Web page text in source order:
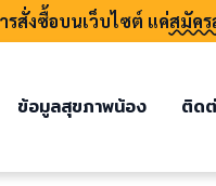
รสั่งซื้อบนเว็บไซต์ แค่สมัค
ข้อมูลสุขภาพน้อง ติด